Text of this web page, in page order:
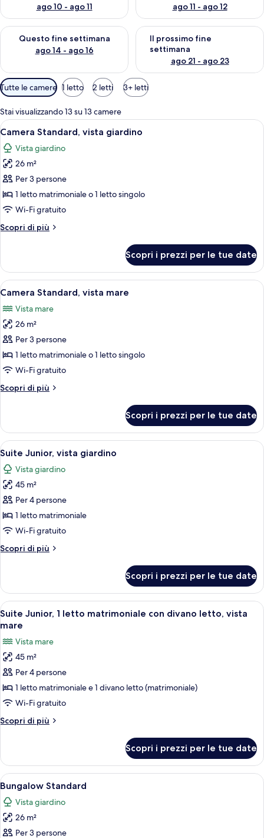
ago 10 - ago 11
ago 11 - ago 12
Questo fine settimana
ago 14 - ago 16
Verifica la disponibilità per questo fine settimana, ago 14 -
Il prossimo fine
settimana
ago 21 - ago 23
Verifica la disponibilità per il
Filtri
disponibili
per
le
camere
Tutte le camere 1 letto 2 letti 3+ letti
Stai visualizzando 13 su 13 camere
Apri
tutte
le
foto
per
Camera
Standard,
giardino
Una camera d'albergo con due letti,
4
Camera Standard, vista giardino
Vista giardino
26 m²
Per 3 persone
1 letto matrimoniale o 1 letto singolo
Wi-Fi gratuito
Scopri di più
Altri
Standard,
vista
giardino
Scopri i prezzi per le tue date
Apri
tutte
le
foto
per
Camera
Standard,
mare
Una camera d'albergo con due letti,
4
Camera Standard, vista mare
Vista mare
26 m²
Per 3 persone
1 letto matrimoniale o 1 letto singolo
Wi-Fi gratuito
Scopri di più
Altri
Standard,
vista
mare
Scopri i prezzi per le tue date
Apri
tutte
le
foto
per
Suite
Junior,
giardino
Una camera d'albergo con un letto
4
Suite Junior, vista giardino
Vista giardino
45 m²
Per 4 persone
1 letto matrimoniale
Wi-Fi gratuito
Scopri di più
Altri
Junior,
vista
giardino
Scopri i prezzi per le tue date
Apri
tutte
foto
per
Suite
Junior,
1
letto
matrimoniale
divano
letto,
vista
mare
Una camera d'albergo con un letto
4
Suite Junior, 1 letto matrimoniale con divano letto, vista
mare
Vista mare
45 m²
Per 4 persone
1 letto matrimoniale e 1 divano letto (matrimoniale)
Wi-Fi gratuito
Scopri di più
Altri
Junior,
letto
matrimoniale
con
divano
Scopri i prezzi per le tue date
Apri
tutte
le
foto
per
Una camera d'albergo con un letto
4
Bungalow Standard
Vista giardino
26 m²
Per 3 persone